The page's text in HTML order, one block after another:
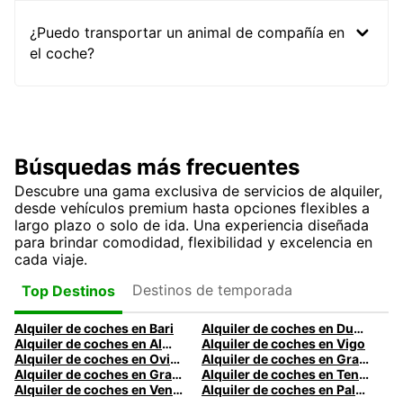
¿Puedo transportar un animal de compañía en
el coche?
Búsquedas más frecuentes
Descubre una gama exclusiva de servicios de alquiler,
desde vehículos premium hasta opciones flexibles a
largo plazo o solo de ida. Una experiencia diseñada
para brindar comodidad, flexibilidad y excelencia en
cada viaje.
Top Destinos
Destinos de temporada
Alquiler de coches en Bari
Alquiler de coches en Dublín
Alquiler de coches en Almería
Alquiler de coches en Vigo
Alquiler de coches en Oviedo
Alquiler de coches en Granada
Alquiler de coches en Gran Canaria
Alquiler de coches en Tenerife
Alquiler de coches en Venecia
Alquiler de coches en Palermo